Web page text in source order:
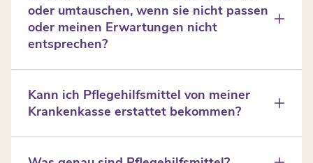
Fingerlinge, Einmallätzchen, Betteinlagen, Hand-
und Flächendesinfektionsmittel. Andere Artikel, wie
z.B. Windeln, werden separat rezeptiert.
oder umtauschen, wenn sie nicht passen
oder meinen Erwartungen nicht
entsprechen?
Umtauschmöglichkeit an. Die genauen
Bedingungen finden Sie in den Rückgaberichtlinien
Kann ich Pflegehilfsmittel von meiner
Krankenkasse erstattet bekommen?